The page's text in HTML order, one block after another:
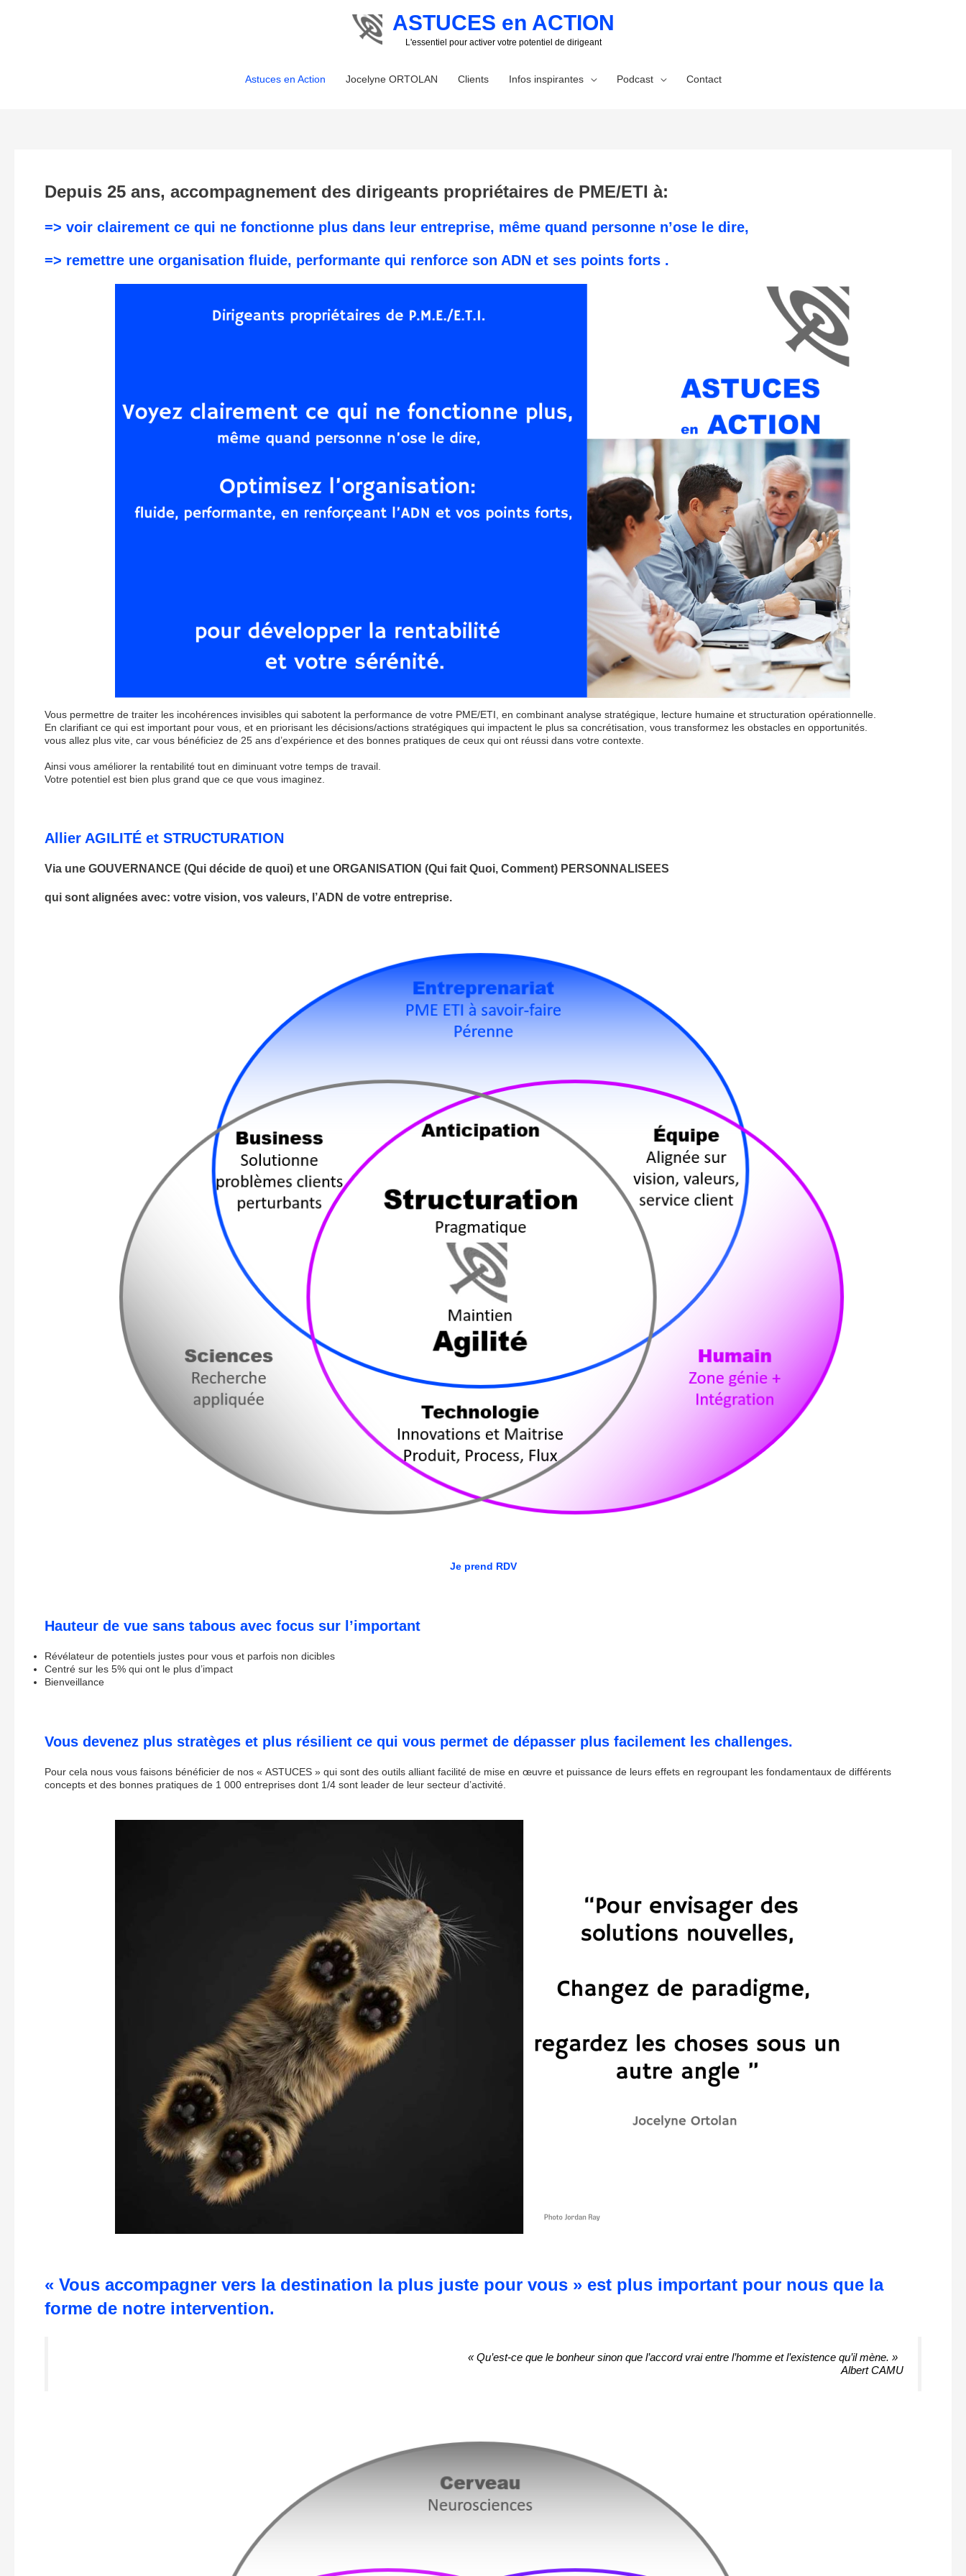
ASTUCES en ACTION
L'essentiel pour activer votre potentiel de dirigeant
Astuces en Action Jocelyne ORTOLAN Clients Infos inspirantes Podcast Contact
Depuis 25 ans, accompagnement des dirigeants propriétaires de PME/ETI à:
=> voir clairement ce qui ne fonctionne plus dans leur entreprise, même quand personne n’ose le dire,
=> remettre une organisation fluide, performante qui renforce son ADN et ses points forts .
Vous permettre de traiter les incohérences invisibles qui sabotent la performance de votre PME/ETI, en combinant analyse stratégique, lecture humaine et structuration opérationnelle.
En clarifiant ce qui est important pour vous, et en priorisant les décisions/actions stratégiques qui impactent le plus sa concrétisation, vous transformez les obstacles en opportunités.
vous allez plus vite, car vous bénéficiez de 25 ans d’expérience et des bonnes pratiques de ceux qui ont réussi dans votre contexte.
Ainsi vous améliorer la rentabilité tout en diminuant votre temps de travail.
Votre potentiel est bien plus grand que ce que vous imaginez.
Allier AGILITÉ et STRUCTURATION
Via une GOUVERNANCE (Qui décide de quoi) et une ORGANISATION (Qui fait Quoi, Comment) PERSONNALISEES
qui sont alignées avec: votre vision, vos valeurs, l’ADN de votre entreprise.
Je prend RDV
Hauteur de vue sans tabous avec focus sur l’important
Révélateur de potentiels justes pour vous et parfois non dicibles
Centré sur les 5% qui ont le plus d’impact
Bienveillance
Vous devenez plus stratèges et plus résilient ce qui vous permet de dépasser plus facilement les challenges.
Pour cela nous vous faisons bénéficier de nos « ASTUCES » qui sont des outils alliant facilité de mise en œuvre et puissance de leurs effets en regroupant les fondamentaux de différents
concepts et des bonnes pratiques de 1 000 entreprises dont 1/4 sont leader de leur secteur d’activité.
« Vous accompagner vers la destination la plus juste pour vous » est plus important pour nous que la
forme de notre intervention.
« Qu’est-ce que le bonheur sinon que l’accord vrai entre l’homme et l’existence qu’il mène. »
Albert CAMU